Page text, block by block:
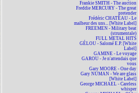
Frankie SMITH - The auction
Freddie MERCURY - The great
pretender
Frédéric CHATEAU - Le
malheur des uns... [White Label]
FREEMEN - Military beat
(strumentale)
FULL METAL HITS
GÉLOU - Salomé E.P. [White
Label]
GAMINE - Le voyage
GAROU - Je n'attendais que
vous
Gary MOORE - One day
Gary NUMAN - We are glass
[White Label]
George MICHAEL - Careless
whisper